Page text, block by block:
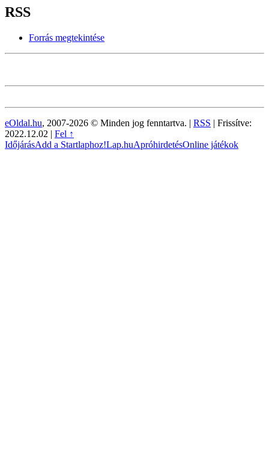
RSS
Forrás megtekintése
eOldal.hu, 2007-2026 © Minden jog fenntartva. | RSS | Frissítve:
2022.12.02 | Fel ↑
IdőjárásAdd a Startlaphoz!Lap.huApróhirdetésOnline játékok